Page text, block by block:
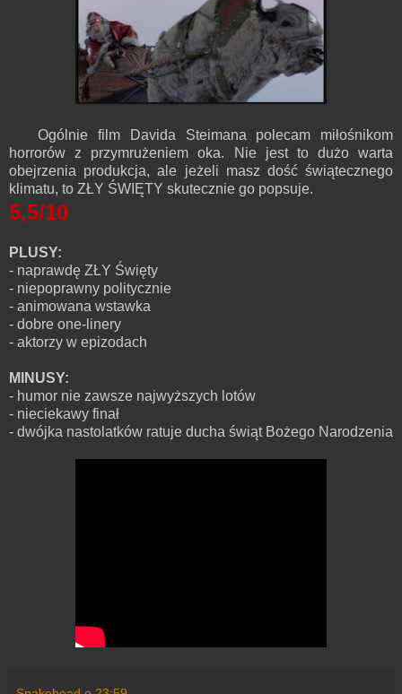
Ogólnie film Davida Steimana polecam miłośnikom
horrorów z przymrużeniem oka. Nie jest to dużo warta
obejrzenia produkcja, ale jeżeli masz dość świątecznego
klimatu, to ZŁY ŚWIĘTY skutecznie go popsuje.
5,5/10
PLUSY:
- naprawdę ZŁY Święty
- niepoprawny politycznie
- animowana wstawka
- dobre one-linery
- aktorzy w epizodach
MINUSY:
- humor nie zawsze najwyższych lotów
- nieciekawy finał
- dwójka nastolatków ratuje ducha świąt Bożego Narodzenia